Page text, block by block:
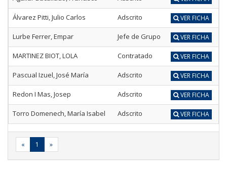
Álvarez Pitti, Julio Carlos Adscrito VER FICHA
Lurbe Ferrer, Empar Jefe de Grupo VER FICHA
MARTINEZ BIOT, LOLA Contratado VER FICHA
Pascual Izuel, José María Adscrito VER FICHA
Redon I Mas, Josep Adscrito VER FICHA
Torro Domenech, María Isabel Adscrito VER FICHA
« 1 »